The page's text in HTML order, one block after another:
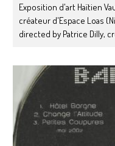
Exposition d'art Haïtien
créateur d'Espace Loas
directed by Patrice Dilly,